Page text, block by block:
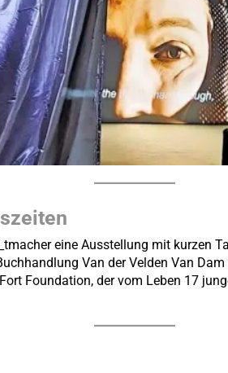
eine Ausstellung mit kurzen
Van der Velden Van
Foundation, der vom Leben 17